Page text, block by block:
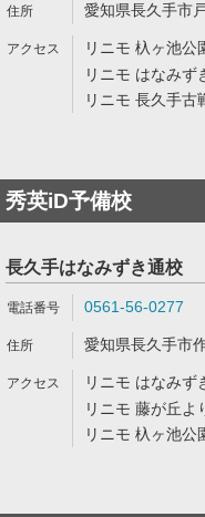
愛知県長久手市
リニモ 杁ヶ池公
リニモ はなみず
リニモ 長久手古
秀英iD予備校
長久手はなみずき通校
0561-56-0277
愛知県長久手市
リニモ はなみず
リニモ 藤が丘よ
リニモ 杁ヶ池公